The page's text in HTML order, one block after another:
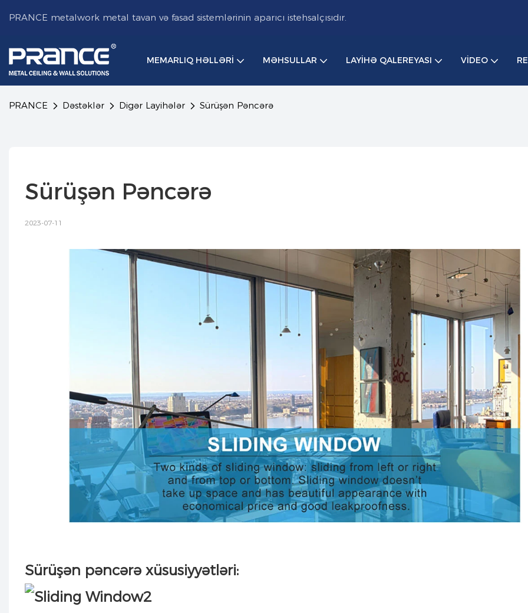
PRANCE metalwork metal tavan və fasad sistemlərinin aparıcı istehsalçısıdır.
MEMARLIQ HƏLLƏRI MƏHSULLAR LAYIHƏ QALEREYASI VIDEO
PRANCE Dəstəklər Digər Layihələr Sürüşən Pəncərə
Sürüşən Pəncərə
2023-07-11
Sürüşən pəncərə xüsusiyyətləri: